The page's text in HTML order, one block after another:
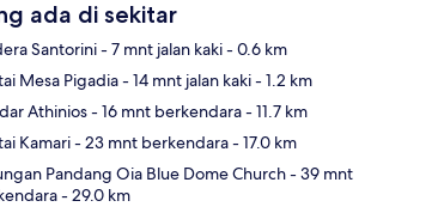
ada di sekitar
Santorini- 7 mnt jalan kaki- 0.6 km
Mesa Pigadia- 14 mnt jalan kaki- 1.2 km
Athinios- 16 mnt berkendara- 11.7 km
Kamari- 23 mnt berkendara- 17.0 km
Pandang Oia Blue Dome Church- 39 mnt
- 29.0 km